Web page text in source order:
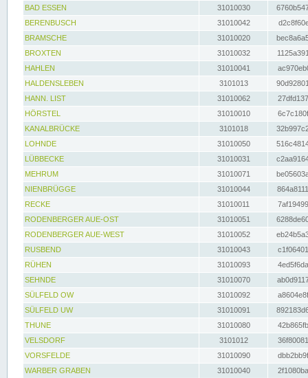
BAD ESSEN
31010030
BERENBUSCH
31010042
BRAMSCHE
31010020
BROXTEN
31010032
HAHLEN
31010041
HALDENSLEBEN
3101013
HANN. LIST
31010062
HÖRSTEL
31010010
KANALBRÜCKE
3101018
LOHNDE
31010050
LÜBBECKE
31010031
MEHRUM
31010071
NIENBRÜGGE
31010044
RECKE
31010011
RODENBERGER AUE-OST
31010051
RODENBERGER AUE-WEST
31010052
RUSBEND
31010043
RÜHEN
31010093
SEHNDE
31010070
SÜLFELD OW
31010092
SÜLFELD UW
31010091
THUNE
31010080
VELSDORF
3101012
VORSFELDE
31010090
WARBER GRABEN
31010040